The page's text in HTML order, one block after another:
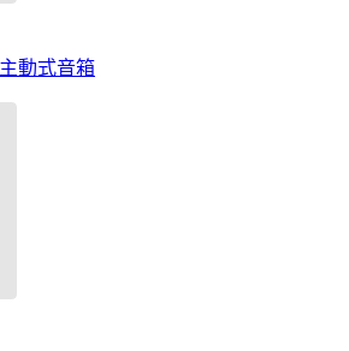
動式音箱